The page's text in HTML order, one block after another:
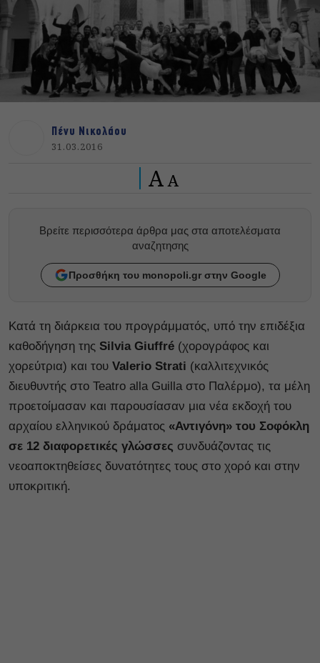
Πένυ Νικολάου
31.03.2016
A A
Βρείτε περισσότερα άρθρα μας στα αποτελέσματα
αναζητησης
Προσθήκη του monopoli.gr στην Google
Κατά τη διάρκεια του προγράμματός, υπό την επιδέξια
καθοδήγηση της Silvia Giuffré (χορογράφος και
χορεύτρια) και του Valerio Strati (καλλιτεχνικός
διευθυντής στο Teatro alla Guilla στο Παλέρμο), τα μέλη
προετοίμασαν και παρουσίασαν μια νέα εκδοχή του
αρχαίου ελληνικού δράματος «Αντιγόνη» του Σοφόκλη
σε 12 διαφορετικές γλώσσες συνδυάζοντας τις
νεοαποκτηθείσες δυνατότητες τους στο χορό και στην
υποκριτική.